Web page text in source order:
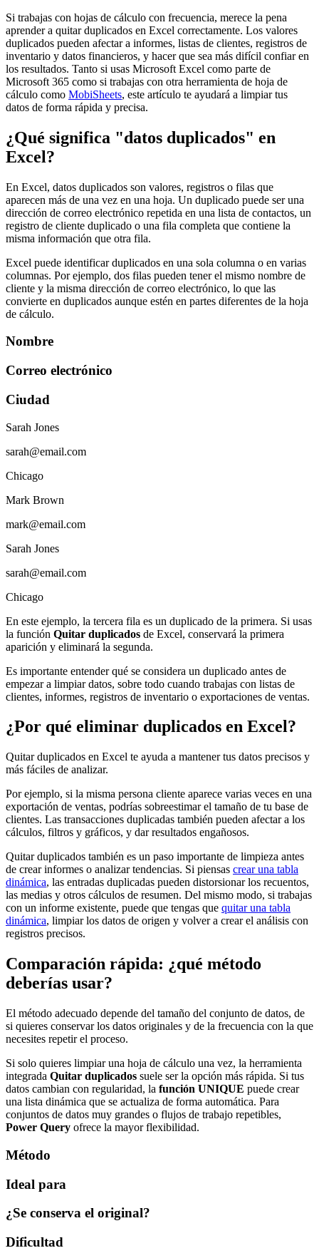
Si trabajas con hojas de cálculo con frecuencia, merece la pena
aprender a quitar duplicados en Excel correctamente. Los valores
duplicados pueden afectar a informes, listas de clientes, registros de
inventario y datos financieros, y hacer que sea más difícil confiar en
los resultados. Tanto si usas Microsoft Excel como parte de
Microsoft 365 como si trabajas con otra herramienta de hoja de
cálculo como MobiSheets, este artículo te ayudará a limpiar tus
datos de forma rápida y precisa.
¿Qué significa "datos duplicados" en
Excel?
En Excel, datos duplicados son valores, registros o filas que
aparecen más de una vez en una hoja. Un duplicado puede ser una
dirección de correo electrónico repetida en una lista de contactos, un
registro de cliente duplicado o una fila completa que contiene la
misma información que otra fila.
Excel puede identificar duplicados en una sola columna o en varias
columnas. Por ejemplo, dos filas pueden tener el mismo nombre de
cliente y la misma dirección de correo electrónico, lo que las
convierte en duplicados aunque estén en partes diferentes de la hoja
de cálculo.
Nombre
Correo electrónico
Ciudad
Sarah Jones
sarah@email.com
Chicago
Mark Brown
mark@email.com
Sarah Jones
sarah@email.com
Chicago
En este ejemplo, la tercera fila es un duplicado de la primera. Si usas
la función Quitar duplicados de Excel, conservará la primera
aparición y eliminará la segunda.
Es importante entender qué se considera un duplicado antes de
empezar a limpiar datos, sobre todo cuando trabajas con listas de
clientes, informes, registros de inventario o exportaciones de ventas.
¿Por qué eliminar duplicados en Excel?
Quitar duplicados en Excel te ayuda a mantener tus datos precisos y
más fáciles de analizar.
Por ejemplo, si la misma persona cliente aparece varias veces en una
exportación de ventas, podrías sobreestimar el tamaño de tu base de
clientes. Las transacciones duplicadas también pueden afectar a los
cálculos, filtros y gráficos, y dar resultados engañosos.
Quitar duplicados también es un paso importante de limpieza antes
de crear informes o analizar tendencias. Si piensas crear una tabla
dinámica, las entradas duplicadas pueden distorsionar los recuentos,
las medias y otros cálculos de resumen. Del mismo modo, si trabajas
con un informe existente, puede que tengas que quitar una tabla
dinámica, limpiar los datos de origen y volver a crear el análisis con
registros precisos.
Comparación rápida: ¿qué método
deberías usar?
El método adecuado depende del tamaño del conjunto de datos, de
si quieres conservar los datos originales y de la frecuencia con la que
necesites repetir el proceso.
Si solo quieres limpiar una hoja de cálculo una vez, la herramienta
integrada Quitar duplicados suele ser la opción más rápida. Si tus
datos cambian con regularidad, la función UNIQUE puede crear
una lista dinámica que se actualiza de forma automática. Para
conjuntos de datos muy grandes o flujos de trabajo repetibles,
Power Query ofrece la mayor flexibilidad.
Método
Ideal para
¿Se conserva el original?
Dificultad